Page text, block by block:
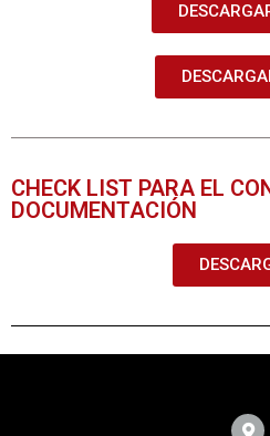
CHECK LIST PARA EL
DOCUMENTACIÓN